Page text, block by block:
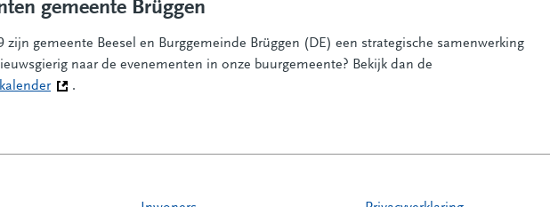
gemeente Brüggen
zijn gemeente Beesel en Burggemeinde Brüggen (DE) een strategische samenwerking
naar de evenementen in onze buurgemeente? Bekijk dan de
(Deze link gaat naar een andere website)
.